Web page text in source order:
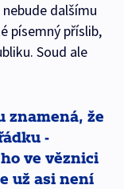
dalšímu
písemný příslib,
Soud ale
znamená, že
-
ve věznici
už asi není